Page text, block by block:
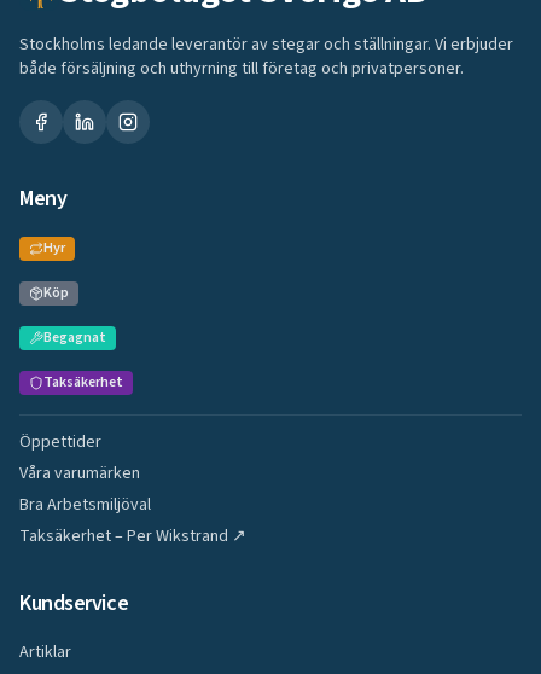
Stockholms ledande leverantör av stegar och ställningar. Vi erbjuder
både försäljning och uthyrning till företag och privatpersoner.
Meny
Hyr
Köp
Begagnat
Taksäkerhet
Öppettider
Våra varumärken
Bra Arbetsmiljöval
Taksäkerhet – Per Wikstrand ↗
Kundservice
Artiklar